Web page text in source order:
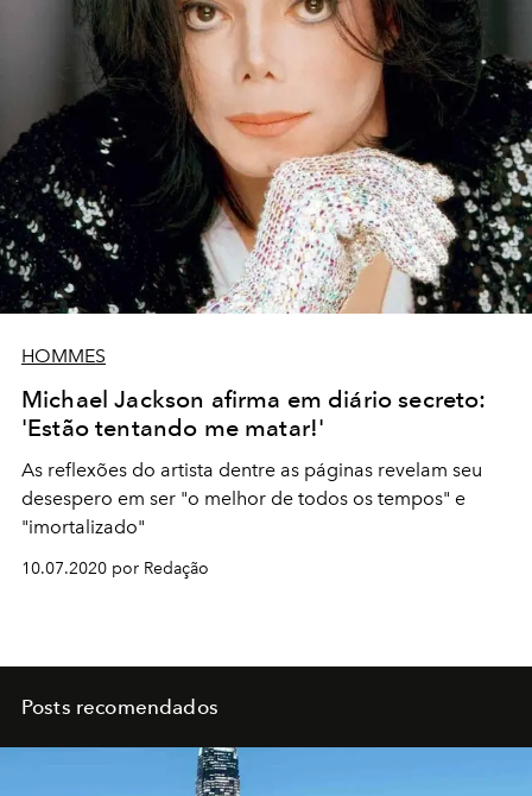
HOMMES
Michael Jackson afirma em diário secreto:
'Estão tentando me matar!'
As reflexões do artista dentre as páginas revelam seu
desespero em ser "o melhor de todos os tempos" e
"imortalizado"
10.07.2020 por Redação
Posts recomendados